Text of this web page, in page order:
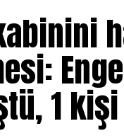
daha fazlasını
teknoloji ve
1 kişi